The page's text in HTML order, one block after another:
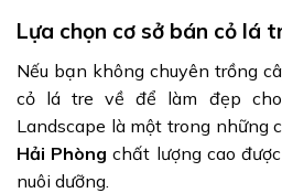
Lựa chọn cơ sở bán cỏ lá
Nếu bạn không chuyên trồng
cỏ lá tre về để làm đẹp
Landscape là một trong những
Hải Phòng chất lượng cao
nuôi dưỡng.